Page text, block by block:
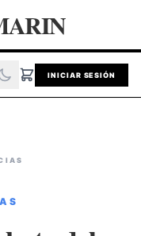
INICIAR SESIÓN